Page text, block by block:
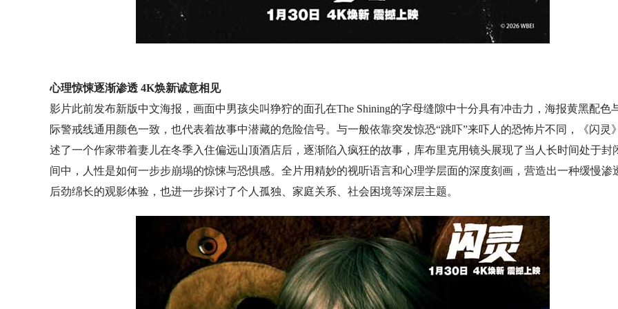
心理惊悚逐渐渗透 4K焕新诚意相见
影片此前发布新版中文海报，画面中男孩尖叫狰狞的面孔在The Shining的字母缝隙中十分具有冲击力，海报黄黑配色
际警戒线通用颜色一致，也代表着故事中潜藏的危险信号。与一般依靠突发惊恐“跳吓”来吓人的恐怖片不同，《闪灵
述了一个作家带着妻儿在冬季入住偏远山顶酒店后，逐渐陷入疯狂的故事，库布里克用镜头展现了当人长时间处于封
间中，人性是如何一步步崩塌的惊悚与恐惧感。全片用精妙的视听语言和心理学层面的深度刻画，营造出一种缓慢渗
后劲绵长的观影体验，也进一步探讨了个人孤独、家庭关系、社会困境等深层主题。